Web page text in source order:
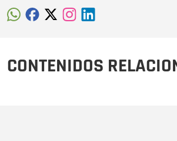
CONTENIDOS